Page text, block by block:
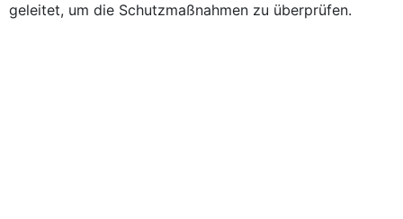
geleitet, um die Schutzmaßnahmen zu überprüfen.